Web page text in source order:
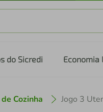
do Sicredi Economia
Cozinha